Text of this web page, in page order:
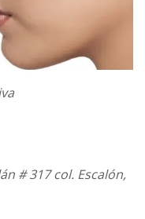
# 317 col. Escalón,